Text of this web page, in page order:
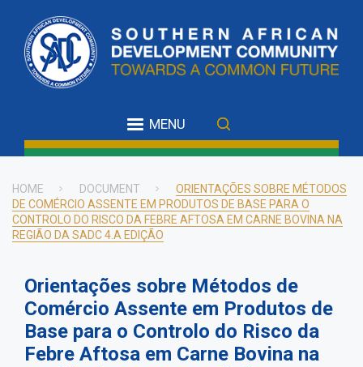
main
content
MENU
Breadcrumb
HOME DOCUMENT
ORIENTAÇÕES SOBRE MÉTODOS
DE COMÉRCIO ASSENTE EM PRODUTOS DE BASE PARA O
CONTROLO DO RISCO DA FEBRE AFTOSA EM CARNE BOVINA NA
REGIÃO DA SADC 4.A EDIÇÃO
Orientações sobre Métodos de
Comércio Assente em Produtos de
Base para o Controlo do Risco da
Febre Aftosa em Carne Bovina na